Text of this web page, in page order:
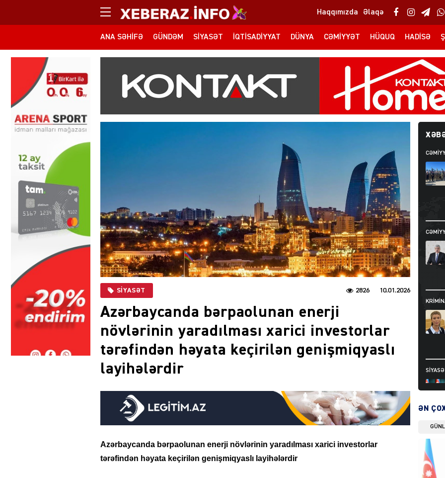
Haqqımızda Əlaqə
ANA SƏHIFƏ GÜNDƏM SIYASƏT İQTISADIYYAT DÜNYA CƏMIYYƏT HÜQUQ HADISƏ
SIYASƏT 10.01.2026
2826
Azərbaycanda bərpaolunan enerji
növlərinin yaradılması xarici investorlar
tərəfindən həyata keçirilən genişmiqyaslı
layihələrdir
Azərbaycanda bərpaolunan enerji növlərinin yaradılması xarici investorlar
tərəfindən həyata keçirilən genişmiqyaslı layihələrdir
DÜNYA
ƏN